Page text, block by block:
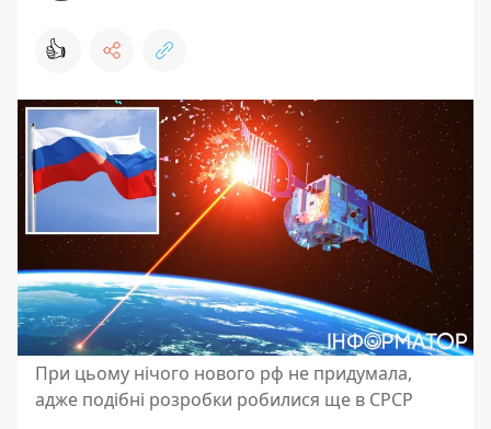
👍
При цьому нічого нового рф не придумала,
адже подібні розробки робилися ще в СРСР